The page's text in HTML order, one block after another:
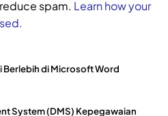
spam. Learn how your
Berlebih di Microsoft Word
System (DMS) Kepegawaian